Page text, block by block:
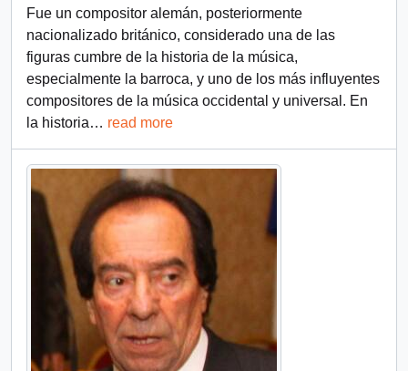
Fue un compositor alemán, posteriormente
nacionalizado británico, considerado una de las
figuras cumbre de la historia de la música,
especialmente la barroca, y uno de los más influyentes
compositores de la música occidental y universal.​ En
la historia… read more